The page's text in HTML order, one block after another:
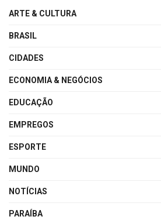
ARTE & CULTURA
BRASIL
CIDADES
ECONOMIA & NEGÓCIOS
EDUCAÇÃO
EMPREGOS
ESPORTE
MUNDO
NOTÍCIAS
PARAÍBA